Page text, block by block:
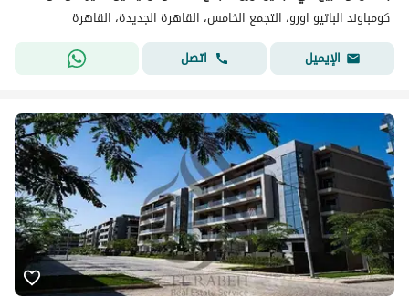
كومباوند الباتيو اورو، التجمع الخامس، القاهرة الجديدة، القاهرة
الإيميل
اتصل